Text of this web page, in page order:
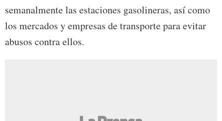
semanalmente las estaciones gasolineras, así como
los mercados y empresas de transporte para evitar
abusos contra ellos.